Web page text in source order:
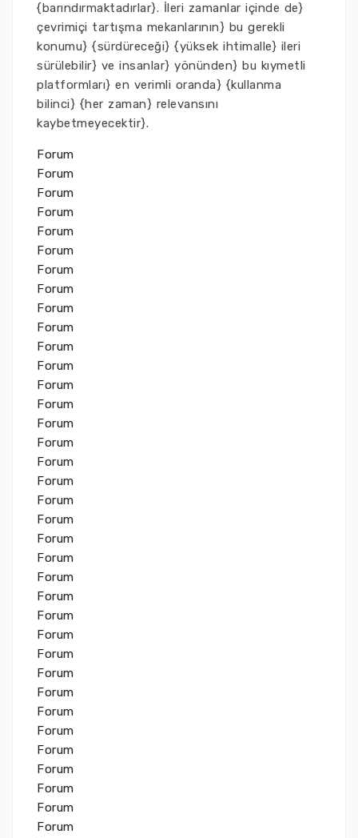
{barındırmaktadırlar}. İleri zamanlar içinde de}
çevrimiçi tartışma mekanlarının} bu gerekli
konumu} {sürdüreceği} {yüksek ihtimalle} ileri
sürülebilir} ve insanlar} yönünden} bu kıymetli
platformları} en verimli oranda} {kullanma
bilinci} {her zaman} relevansını
kaybetmeyecektir}.
Forum
Forum
Forum
Forum
Forum
Forum
Forum
Forum
Forum
Forum
Forum
Forum
Forum
Forum
Forum
Forum
Forum
Forum
Forum
Forum
Forum
Forum
Forum
Forum
Forum
Forum
Forum
Forum
Forum
Forum
Forum
Forum
Forum
Forum
Forum
Forum